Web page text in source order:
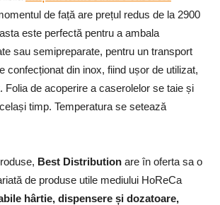
de față are prețul redus de la 2900
este perfectă pentru a ambala
sau semipreparate, pentru un transport
confecționat din inox, fiind ușor de utilizat,
Folia de acoperire a caserolelor se taie și
timp. Temperatura se setează
Best Distribution are în oferta sa o
de produse utile mediului HoReCa
hârtie, dispensere și dozatoare,